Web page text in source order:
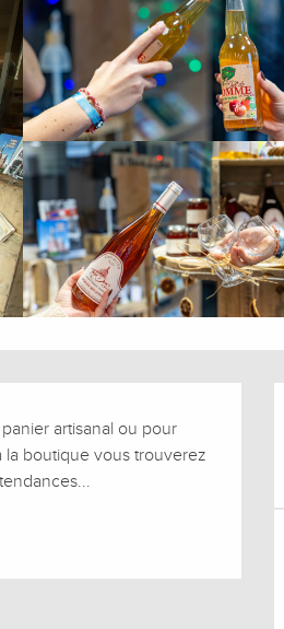
artisanal ou pour
la boutique vous trouverez